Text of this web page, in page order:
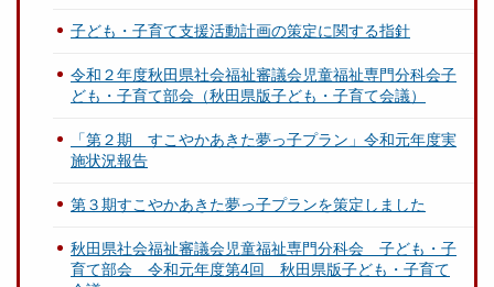
子ども・子育て支援活動計画の策定に関する指針
令和２年度秋田県社会福祉審議会児童福祉専門分科会子
ども・子育て部会（秋田県版子ども・子育て会議）
「第２期 すこやかあきた夢っ子プラン」令和元年度実
施状況報告
第３期すこやかあきた夢っ子プランを策定しました
秋田県社会福祉審議会児童福祉専門分科会 子ども・子
育て部会 令和元年度第4回 秋田県版子ども・子育て